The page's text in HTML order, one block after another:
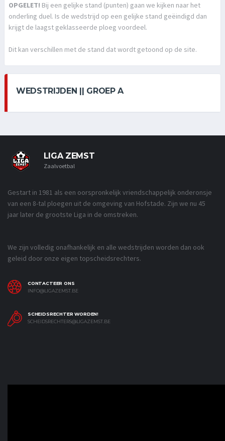
OPGELET! Bij een gelijke stand (punten) gaan we kijken naar het
onderling duel. Is de wedstrijd op een gelijke stand geëindigd dan
krijgt de laagst geklasseerde ploeg voordeel.
Dit kan verschillen met de stand dat wordt getoond op de site.
WEDSTRIJDEN || GROEP A
LIGA ZEMST
Zaalvoetbal
Gestart in 1981 als een oorspronkelijk vriendschappelijk onderonsje
van een 8-tal ploegen uit de omgeving van Hofstade. Zijn we nu 45
jaar later de grootste Liga in de omstreken.
We zijn volledig onafhankelijk en alle wedstrijden worden dan ook
geleid door onze eigen topscheidsrechters.
CONTACTEER ONS
INFO@LIGAZEMST.BE
SCHEIDSRECHTER WORDEN!
SCHEIDSRECHTERS@LIGAZEMST.BE